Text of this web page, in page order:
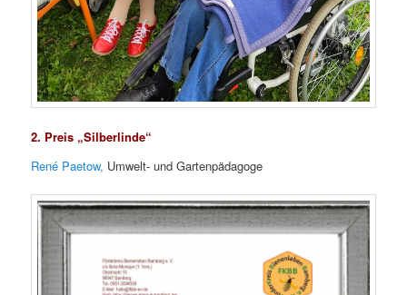
2. Preis „Silberlinde“
René Paetow, Umwelt- und Gartenpädagoge